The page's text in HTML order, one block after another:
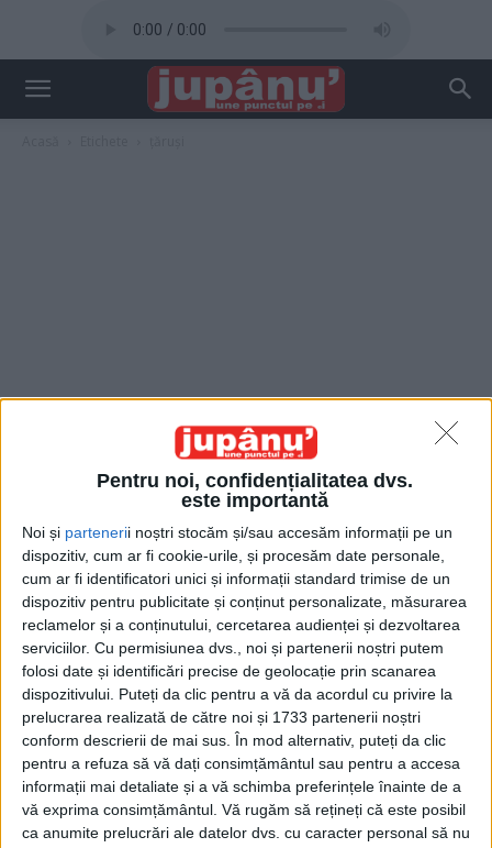
Pentru noi, confidențialitatea dvs.
este importantă
Noi și partenerii noștri stocăm și/sau accesăm informații pe un
dispozitiv, cum ar fi cookie-urile, și procesăm date personale,
cum ar fi identificatori unici și informații standard trimise de un
dispozitiv pentru publicitate și conținut personalizate, măsurarea
reclamelor și a conținutului, cercetarea audienței și dezvoltarea
serviciilor. Cu permisiunea dvs., noi și partenerii noștri putem
folosi date și identificări precise de geolocație prin scanarea
dispozitivului. Puteți da clic pentru a vă da acordul cu privire la
prelucrarea realizată de către noi și 1733 partenerii noștri
conform descrierii de mai sus. În mod alternativ, puteți da clic
pentru a refuza să vă dați consimțământul sau pentru a accesa
informații mai detaliate și a vă schimba preferințele înainte de a
vă exprima consimțământul. Vă rugăm să rețineți că este posibil
ca anumite prelucrări ale datelor dvs. cu caracter personal să nu
Etichetă: țăruși